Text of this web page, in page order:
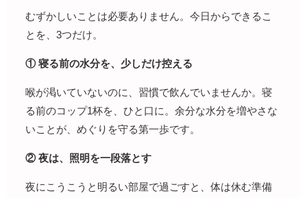
むずかしいことは必要ありません。今日からできるこ
とを、3つだけ。
① 寝る前の水分を、少しだけ控える
喉が渇いていないのに、習慣で飲んでいませんか。寝
る前のコップ1杯を、ひと口に。余分な水分を増やさな
いことが、めぐりを守る第一歩です。
② 夜は、照明を一段落とす
夜にこうこうと明るい部屋で過ごすと、体は休む準備